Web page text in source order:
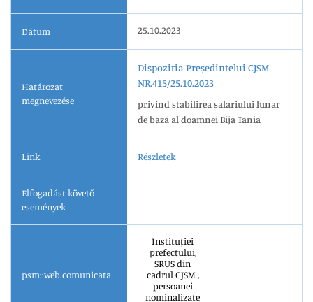
Dátum 25.10.2023
Határozat
megnevezése
Dispoziția Președintelui CJSM
NR.415/25.10.2023
privind stabilirea salariului lunar
de bază al doamnei Bija Tania
Link Részletek
Elfogadást követő
események
psm::web.comunicata
Instituției
prefectului,
SRUS din
cadrul CJSM ,
persoanei
nominalizate